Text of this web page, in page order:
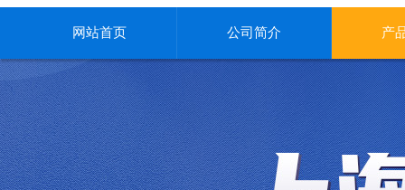
网站首页 公司简介 产